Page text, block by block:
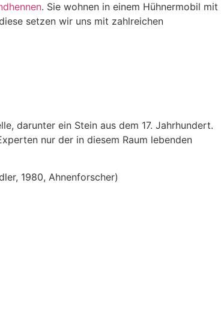
. Sie wohnen in einem Hühnermobil mit
setzen wir uns mit zahlreichen
darunter ein Stein aus dem 17. Jahrhundert.
nur der in diesem Raum lebenden
1980, Ahnenforscher)